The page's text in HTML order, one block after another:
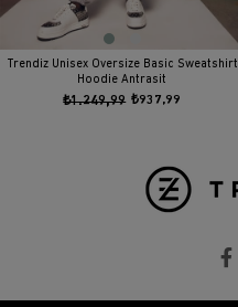
Trendiz Unisex Oversize Basic Sweatshirt
Hoodie Antrasit
₺937,99
₺1.249,99